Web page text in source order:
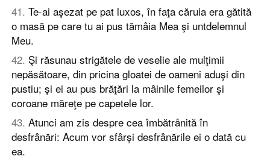
41. Te-ai aşezat pe pat luxos, în faţa căruia era gătită
o masă pe care tu ai pus tămâia Mea şi untdelemnul
Meu.
42. Şi răsunau strigătele de veselie ale mulţimii
nepăsătoare, din pricina gloatei de oameni aduşi din
pustiu; şi ei au pus brăţări la mâinile femeilor şi
coroane măreţe pe capetele lor.
43. Atunci am zis despre cea îmbătrânită în
desfrânări: Acum vor sfârşi desfrânările ei o dată cu
ea.